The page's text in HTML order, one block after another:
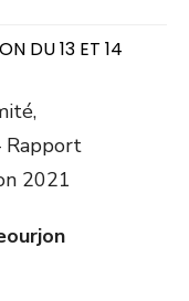
DU 13 ET 14
Rapport
2021